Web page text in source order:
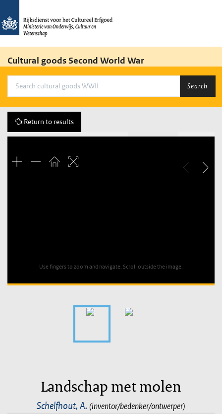
Cultural goods Second World War
Search
Return to results
Use fingers to zoom and navigate. Scroll outside the image.
Landschap met molen
Schelfhout, A. (inventor/bedenker/ontwerper)